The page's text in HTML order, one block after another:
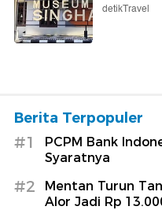
detikTravel
Berita Terpopuler
#1
PCPM Bank
Syaratnya
#2
Mentan Turun
Alor Jadi Rp